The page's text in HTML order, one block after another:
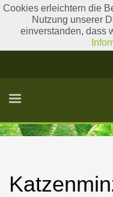
Cookies erleichtern die
Nutzung unserer
einverstanden, dass